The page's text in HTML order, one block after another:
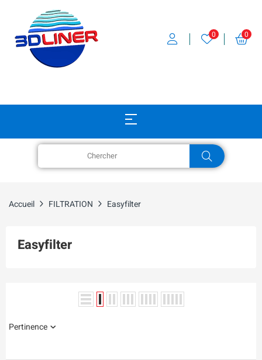
0 0
Accueil FILTRATION Easyfilter
Easyfilter
Pertinence